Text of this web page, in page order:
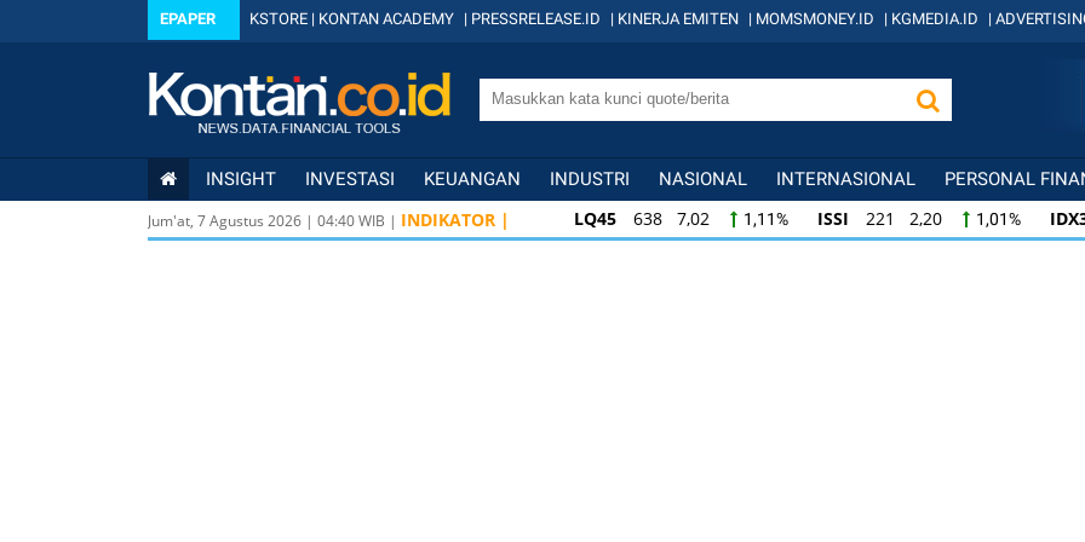
EPAPER KSTORE | KONTAN ACADEMY | PRESSRELEASE.ID | KINERJA EMITEN | MOMSMONEY.ID | KGMEDIA.ID |
INSIGHT INVESTASI KEUANGAN INDUSTRI NASIONAL INTERNASIONAL PERSONAL
Jum'at, 7 Agustus 2026 | 04:40WIB | INDIKATOR | LQ45 638 7,02 1,11% ISSI 221 2,20 1,01%
ISSI
221 2,20 1,01% IDX30 358 3,78 1,07%